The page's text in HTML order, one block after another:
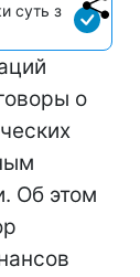
суть з
о
Об этом